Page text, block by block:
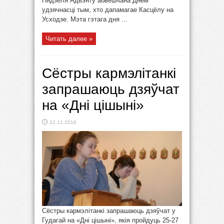
удзячнасці тым, хто дапамагае Касцёлу на
Усходзе. Мэта гэтага дня ...
Читать далее »
Сёстры кармэлітанкі
запрашаюць дзяўчат
на «Дні цішыні»
22.11.2016
Сёстры кармэлітанкі запрашаюць дзяўчат у
Гудагай на «Дні цішыні», якія пройдуць 25-27